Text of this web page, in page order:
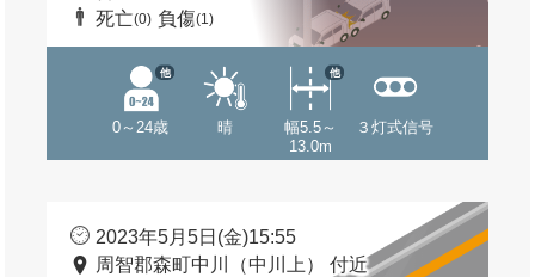
死亡(0) 負傷(1)
0～24歳
他
晴
幅5.5～
13.0m
他
３灯式信号
2023年5月5日(金)15:55
周智郡森町中川（中川上） 付近